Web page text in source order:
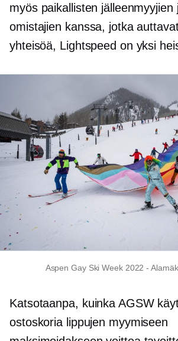
myös paikallisten jälleenmyyjien
omistajien kanssa, jotka
yhteisöä, Lightspeed on yksi
Aspen Gay Ski Week 2022-
Katsotaanpa, kuinka AGSW
ostoskoria lippujen myymiseen